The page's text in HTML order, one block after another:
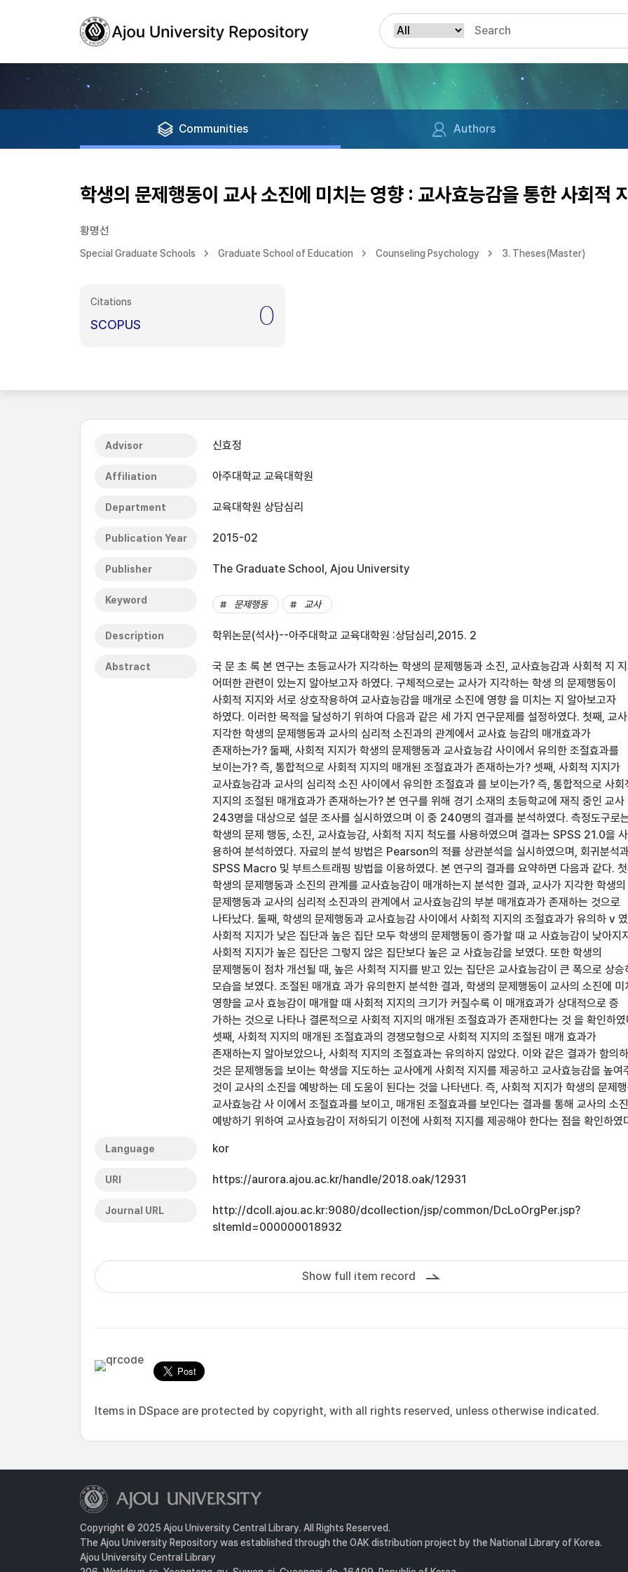
Communities Authors
학생의 문제행동이 교사 소진에 미치는 영향 : 교사효능감을 통한 사회적
황명선
Special Graduate Schools Graduate School of Education Counseling Psychology 3. Theses(Master)
Citations
SCOPUS 0
Advisor 신효정
Affiliation 아주대학교 교육대학원
Department 교육대학원 상담심리
Publication Year 2015-02
Publisher The Graduate School, Ajou University
Keyword 문제행동 교사
Description 학위논문(석사)--아주대학교 교육대학원 :상담심리,2015. 2
Abstract
국 문 초 록 본 연구는 초등교사가 지각하는 학생의 문제행동과 소진, 교사효능감과 사회적 지
어떠한 관련이 있는지 알아보고자 하였다. 구체적으로는 교사가 지각하는 학생 의 문제행동이
사회적 지지와 서로 상호작용하여 교사효능감을 매개로 소진에 영향 을 미치는 지 알아보고자
하였다. 이러한 목적을 달성하기 위하여 다음과 같은 세 가지 연구문제를 설정하였다. 첫째, 교
지각한 학생의 문제행동과 교사의 심리적 소진과의 관계에서 교사효 능감의 매개효과가
존재하는가? 둘째, 사회적 지지가 학생의 문제행동과 교사효능감 사이에서 유의한 조절효과를
보이는가? 즉, 통합적으로 사회적 지지의 매개된 조절효과가 존재하는가? 셋째, 사회적 지지가
교사효능감과 교사의 심리적 소진 사이에서 유의한 조절효과 를 보이는가? 즉, 통합적으로 사회
지지의 조절된 매개효과가 존재하는가? 본 연구를 위해 경기 소재의 초등학교에 재직 중인 교사
243명을 대상으로 설문 조사를 실시하였으며 이 중 240명의 결과를 분석하였다. 측정도구로
학생의 문제 행동, 소진, 교사효능감, 사회적 지지 척도를 사용하였으며 결과는 SPSS 21.0을 사
용하여 분석하였다. 자료의 분석 방법은 Pearson의 적률 상관분석을 실시하였으며, 회귀분석
SPSS Macro 및 부트스트래핑 방법을 이용하였다. 본 연구의 결과를 요약하면 다음과 같다.
학생의 문제행동과 소진의 관계를 교사효능감이 매개하는지 분석한 결과, 교사가 지각한 학생의
문제행동과 교사의 심리적 소진과의 관계에서 교사효능감의 부분 매개효과가 존재하는 것으로
나타났다. 둘째, 학생의 문제행동과 교사효능감 사이에서 사회적 지지의 조절효과가 유의하 v
사회적 지지가 낮은 집단과 높은 집단 모두 학생의 문제행동이 증가할 때 교 사효능감이 낮아지
사회적 지지가 높은 집단은 그렇지 않은 집단보다 높은 교 사효능감을 보였다. 또한 학생의
문제행동이 점차 개선될 때, 높은 사회적 지지를 받고 있는 집단은 교사효능감이 큰 폭으로 상승
모습을 보였다. 조절된 매개효 과가 유의한지 분석한 결과, 학생의 문제행동이 교사의 소진에 미
영향을 교사 효능감이 매개할 때 사회적 지지의 크기가 커질수록 이 매개효과가 상대적으로 증
가하는 것으로 나타나 결론적으로 사회적 지지의 매개된 조절효과가 존재한다는 것 을 확인하였
셋째, 사회적 지지의 매개된 조절효과의 경쟁모형으로 사회적 지지의 조절된 매개 효과가
존재하는지 알아보았으나, 사회적 지지의 조절효과는 유의하지 않았다. 이와 같은 결과가 함의
것은 문제행동을 보이는 학생을 지도하는 교사에게 사회적 지지를 제공하고 교사효능감을 높여
것이 교사의 소진을 예방하는 데 도움이 된다는 것을 나타낸다. 즉, 사회적 지지가 학생의 문제
교사효능감 사 이에서 조절효과를 보이고, 매개된 조절효과를 보인다는 결과를 통해 교사의 소
예방하기 위하여 교사효능감이 저하되기 이전에 사회적 지지를 제공해야 한다는 점을 확인하였
Language kor
URI https://aurora.ajou.ac.kr/handle/2018.oak/12931
Journal URL
http://dcoll.ajou.ac.kr:9080/dcollection/jsp/common/DcLoOrgPer.jsp?
sItemId=000000018932
Show full item record
Items in DSpace are protected by copyright, with all rights reserved, unless otherwise indicated.
Copyright © 2025 Ajou University Central Library. All Rights Reserved.
The Ajou University Repository was established through the OAK distribution project by the National Library of Korea.
Ajou University Central Library